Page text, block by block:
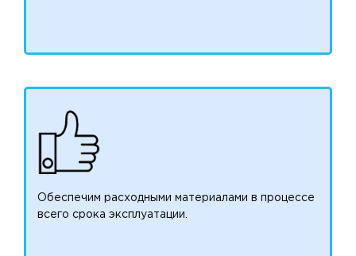
Обеспечим расходными материалами в процессе
всего срока эксплуатации.